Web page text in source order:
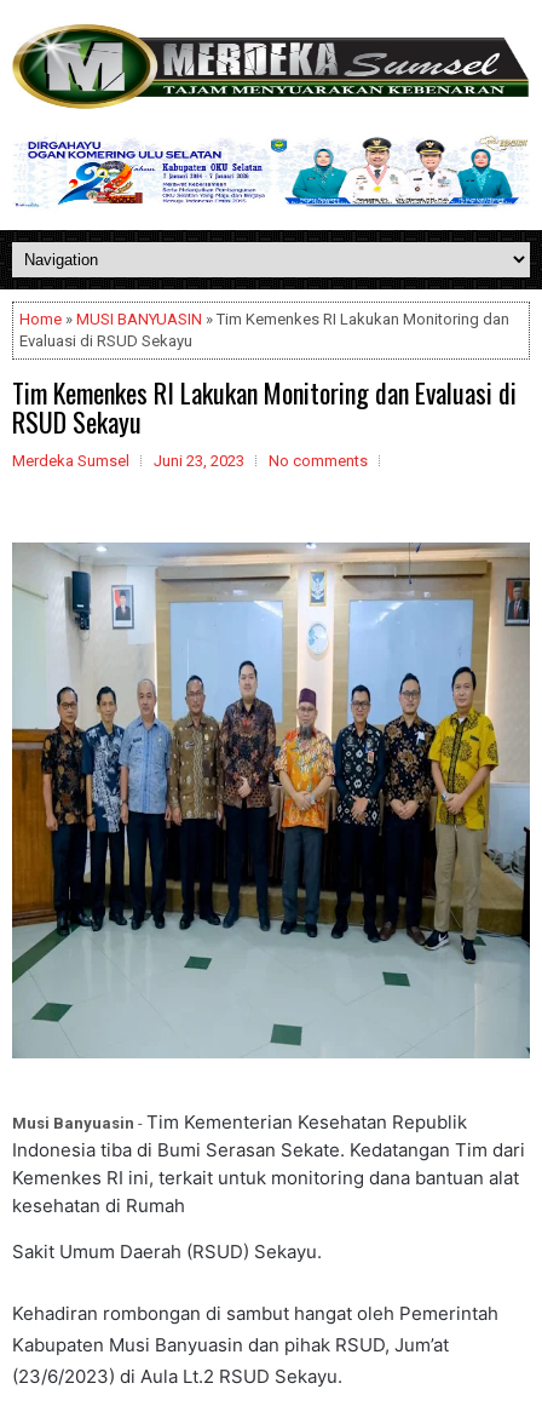
Home » MUSI BANYUASIN » Tim Kemenkes RI Lakukan Monitoring dan
Evaluasi di RSUD Sekayu
Tim Kemenkes RI Lakukan Monitoring dan Evaluasi di
RSUD Sekayu
Merdeka Sumsel Juni 23, 2023 No comments
Musi Banyuasin - Tim Kementerian Kesehatan Republik
Indonesia tiba di Bumi Serasan Sekate. Kedatangan Tim dari
Kemenkes RI ini, terkait untuk monitoring dana bantuan alat
kesehatan di Rumah
Sakit Umum Daerah (RSUD) Sekayu.
Kehadiran rombongan di sambut hangat oleh Pemerintah
Kabupaten Musi Banyuasin dan pihak RSUD, Jum’at
(23/6/2023) di Aula Lt.2 RSUD Sekayu.